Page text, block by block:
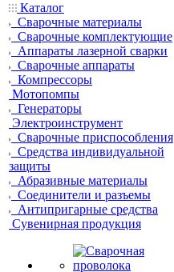
Каталог
Сварочные материалы
Сварочные комплектующие
Аппараты лазерной сварки
Сварочные аппараты
Компрессоры
Мотопомпы
Генераторы
Электроинструмент
Сварочные приспособления
Средства индивидуальной
защиты
Абразивные материалы
Соединители и разъемы
Антипригарные средства
Сувенирная продукция